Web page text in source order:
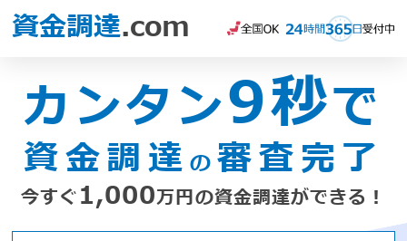
資金調達.com
カンタン9秒で
資金調達 の審査完了
今すぐ1,000万円の資金調達ができる！